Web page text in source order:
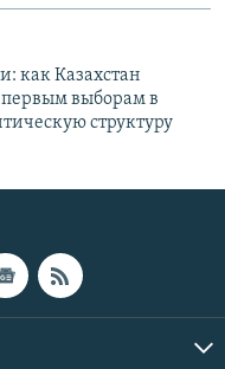
как Казахстан
первым выборам в
структуру